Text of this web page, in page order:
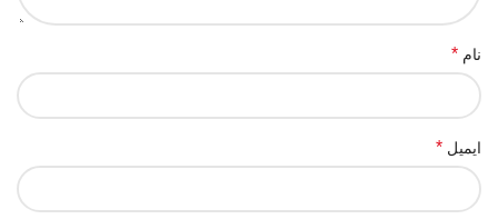
نام *
ایمیل *